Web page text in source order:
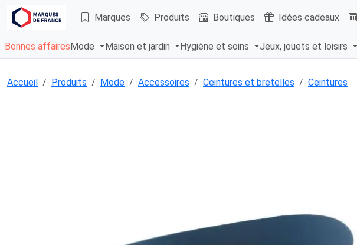
Marques Produits Boutiques Idées cadeaux
Bonnes affaires Mode Maison et jardin Hygiène et soins Jeux, jouets et loisirs
Accueil Produits Mode Accessoires Ceintures et bretelles Ceintures